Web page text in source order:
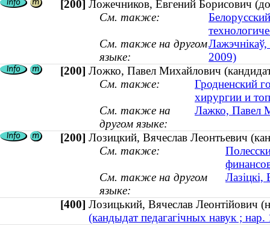
[200] Ложечников, Евгений Борисович
См. также:
См. также на другом
языке:
2009)
[200] Ложко, Павел Михайлович
См. также:
Гродненский
хирургии и
См. также на
другом языке:
Лажко, Павел
[200] Лозицкий, Вячеслав Леонтьевич
См. также:
См. также на другом
языке:
[400] Лозицький, Вячеслав Леонтійович
(кандыдат педагагічных навук ; нар.